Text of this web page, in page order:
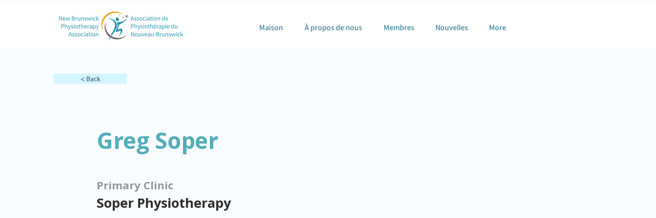
Maison À propos de nous Membres Nouvelles More
< Back
Greg Soper
Primary Clinic
Soper Physiotherapy